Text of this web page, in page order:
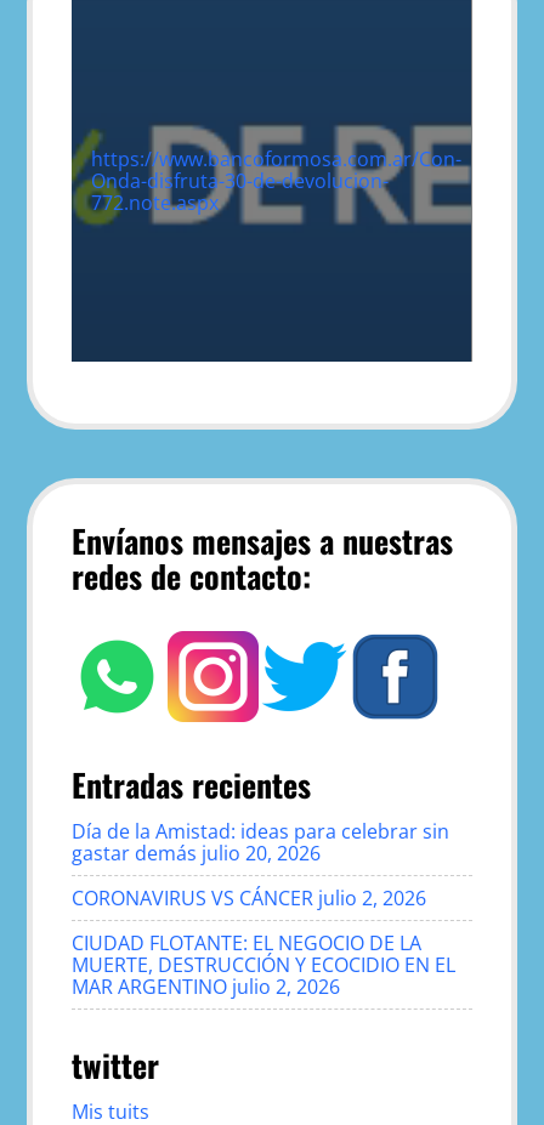
https://www.bancoformosa.com.ar/Con-
Onda-disfruta-30-de-devolucion-
772.note.aspx
Envíanos mensajes a nuestras
redes de contacto:
Entradas recientes
Día de la Amistad: ideas para celebrar sin
gastar demás julio 20, 2026
CORONAVIRUS VS CÁNCER julio 2, 2026
CIUDAD FLOTANTE: EL NEGOCIO DE LA
MUERTE, DESTRUCCIÓN Y ECOCIDIO EN EL
MAR ARGENTINO julio 2, 2026
twitter
Mis tuits